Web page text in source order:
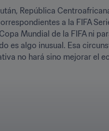
República
a la FIFA
Mundial de la FIFA ni
es algo inusual. Esa
no hará sino mejorar el